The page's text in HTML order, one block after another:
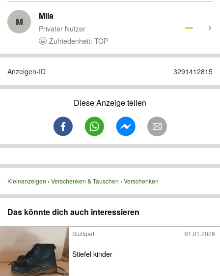
M Mila
Privater Nutzer
Zufriedenheit: TOP
Anzeigen-ID 3291412815
Diese Anzeige teilen
Kleinanzeigen Verschenken & Tauschen Verschenken
Das könnte dich auch interessieren
Stuttgart 01.01.2026
Stiefel kinder